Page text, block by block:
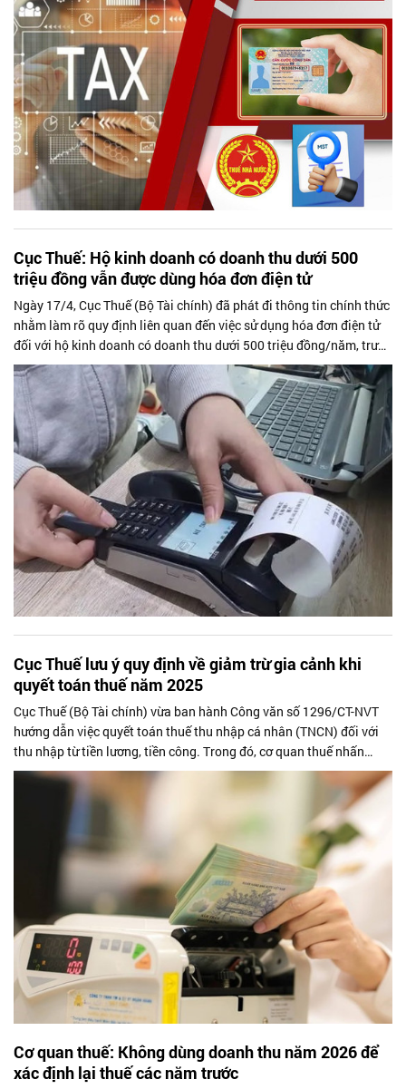
Cục Thuế: Hộ kinh doanh có doanh thu dưới 500
triệu đồng vẫn được dùng hóa đơn điện tử
Ngày 17/4, Cục Thuế (Bộ Tài chính) đã phát đi thông tin chính thức
nhằm làm rõ quy định liên quan đến việc sử dụng hóa đơn điện tử
đối với hộ kinh doanh có doanh thu dưới 500 triệu đồng/năm, trước
những cách hiểu chưa thống nhất tại một số địa phương thời gian
gần đây.
Cục Thuế lưu ý quy định về giảm trừ gia cảnh khi
quyết toán thuế năm 2025
Cục Thuế (Bộ Tài chính) vừa ban hành Công văn số 1296/CT-NVT
hướng dẫn việc quyết toán thuế thu nhập cá nhân (TNCN) đối với
thu nhập từ tiền lương, tiền công. Trong đó, cơ quan thuế nhấn
mạnh một số nội dung liên quan đến mức giảm trừ gia cảnh, biểu
thuế áp dụng cũng như thời hạn nộp hồ sơ quyết toán từ kỳ tính
thuế năm 2025.
Cơ quan thuế: Không dùng doanh thu năm 2026 để
xác định lại thuế các năm trước